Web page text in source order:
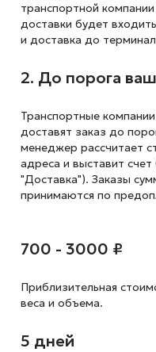
транспортной
доставки будет
и доставка до
2. До порога
Транспортные
доставят заказ до
менеджер рассчитает
адреса и выставит
"Доставка"). Заказы
принимаются по
700 - 3000 ₽
Приблизительная
веса и объема.
5 дней